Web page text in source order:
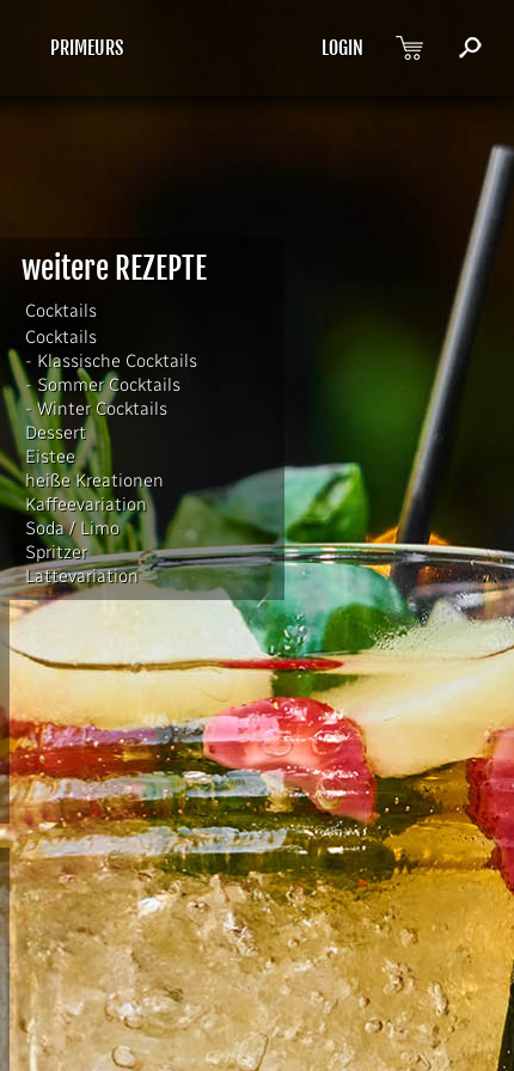
LOGIN
PRIMEURS
weitere REZEPTE
Cocktails
Cocktails
- Klassische Cocktails
- Sommer Cocktails
- Winter Cocktails
Dessert
Eistee
heiße Kreationen
Kaffeevariation
Soda / Limo
Spritzer
Lattevariation